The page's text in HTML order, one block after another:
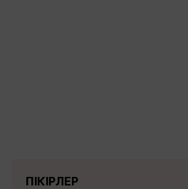
ПІКІРЛЕР